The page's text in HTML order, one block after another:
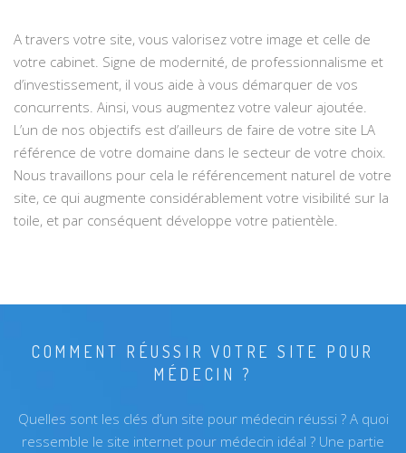
A travers votre site, vous valorisez votre image et celle de
votre cabinet. Signe de modernité, de professionnalisme et
d’investissement, il vous aide à vous démarquer de vos
concurrents. Ainsi, vous augmentez votre valeur ajoutée.
L’un de nos objectifs est d’ailleurs de faire de votre site LA
référence de votre domaine dans le secteur de votre choix.
Nous travaillons pour cela le référencement naturel de votre
site, ce qui augmente considérablement votre visibilité sur la
toile, et par conséquent développe votre patientèle.
COMMENT RÉUSSIR VOTRE SITE POUR
MÉDECIN ?
Quelles sont les clés d’un site pour médecin réussi ? A quoi
ressemble le site internet pour médecin idéal ? Une partie